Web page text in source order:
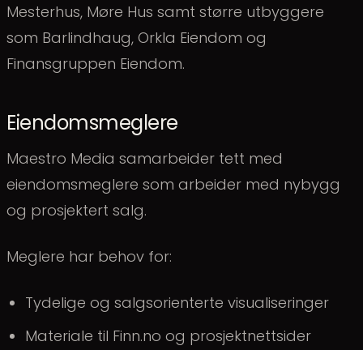
Mesterhus, Møre Hus samt større utbyggere
som Barlindhaug, Orkla Eiendom og
Finansgruppen Eiendom.
Eiendomsmeglere
Maestro Media samarbeider tett med
eiendomsmeglere som arbeider med nybygg
og prosjektert salg.
Meglere har behov for:
Tydelige og salgsorienterte visualiseringer
Materiale til Finn.no og prosjektnettsider